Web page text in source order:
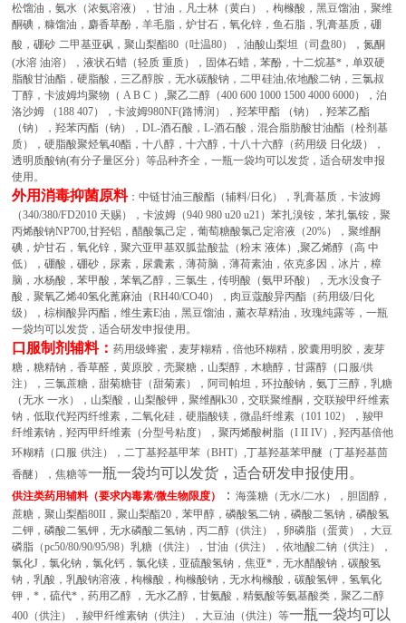
松馏油，氨水（浓氨溶液），甘油，凡士林（黄白），枸橼酸，黑豆馏油，聚维
酮碘，糠馏油，麝香草酚，羊毛脂，炉甘石，氧化锌，鱼石脂，乳膏基质，硼
酸，硼砂 二甲基亚砜，聚山梨酯80（吐温80），油酸山梨坦（司盘80），氮酮
(水溶 油溶），液状石蜡（轻质 重质），固体石蜡，苯酚，十二烷基*，单双硬
脂酸甘油酯，硬脂酸，三乙醇胺，无水碳酸钠，二甲硅油,依地酸二钠，三氯叔
丁醇，卡波姆均聚物（ A B C ）,聚乙二醇（400 600 1000 1500 4000 6000），泊
洛沙姆 （188 407），卡波姆980NF(路博润），羟苯甲酯 （钠），羟苯乙酯
（钠），羟苯丙酯（钠），DL-酒石酸，L-酒石酸，混合脂肪酸甘油酯（栓剂基
质），硬脂酸聚烃氧40酯，十八醇，十六醇，十八十六醇（药用级 日化级），
透明质酸钠(有分子量区分）等品种齐全，一瓶一袋均可以发货，适合研发申报
使用。
外用消毒抑菌原料：中链甘油三酸酯（辅料/日化），乳膏基质，卡波姆
（340/380/FD2010 天赐），卡波姆（940 980 u20 u21）苯扎溴铵，苯扎氯铵，聚
丙烯酸钠NP700,甘羟铝，醋酸氯己定，葡萄糖酸氯己定溶液（20%），聚维酮
碘，炉甘石，氧化锌，聚六亚甲基双胍盐酸盐（粉末 液体）,聚乙烯醇（高 中
低），硼酸，硼砂，尿素，尿囊素，薄荷脑，薄荷素油，依克多因，冰片，樟
脑，水杨酸，苯甲酸，苯氧乙醇，三氯生，传明酸（氨甲环酸），无水没食子
酸，聚氧乙烯40氢化蓖麻油（RH40/CO40），肉豆蔻酸异丙酯（药用级/日化
级），棕榈酸异丙酯，维生素E油，黑豆馏油，薰衣草精油，玫瑰纯露等，一瓶
一袋均可以发货，适合研发申报使用。
口服制剂辅料：药用级蜂蜜，麦芽糊精，倍他环糊精，胶囊用明胶，麦芽
糖，糖精钠，香草醛，黄原胶，壳聚糖，山梨醇，木糖醇，甘露醇（口服/供
注），三氯蔗糖，甜菊糖苷（甜菊素），阿司帕坦，环拉酸钠，氨丁三醇，乳糖
（无水 一水），山梨酸，山梨酸钾，聚维酮k30，交联聚维酮，交联羧甲纤维素
钠，低取代羟丙纤维素，二氧化硅，硬脂酸镁，微晶纤维素（101 102），羧甲
纤维素钠，羟丙甲纤维素（分型号粘度），聚丙烯酸树脂（I II IV）, 羟丙基倍他
环糊精（口服 供注），二丁基羟基甲苯（BHT）,丁基羟基苯甲醚（丁基羟基茴
香醚），焦糖等一瓶一袋均可以发货，适合研发申报使用。
供注类药用辅料（要求内毒素/微生物限度） ：海藻糖（无水/二水），胆固醇，
蔗糖，聚山梨酯80II，聚山梨酯20，苯甲醇，磷酸氢二钠，磷酸二氢钠，磷酸氢
二钾，磷酸二氢钾，无水磷酸二氢钠，丙二醇（供注），卵磷脂（蛋黄），大豆
磷脂（pc50/80/90/95/98）乳糖（供注），甘油（供注），依地酸二钠（供注），
氯化J，氯化钠，氯化钙，氯化镁，亚硫酸氢钠，焦亚*，无水醋酸钠，碳酸氢
钠，乳酸，乳酸钠溶液，枸橼酸，枸橼酸钠，无水枸橼酸，碳酸氢钾，氢氧化
钾，*，硫代*，药用乙醇 ，无水乙醇，甘氨酸，精氨酸等氨基酸类，聚乙二醇
400（供注），羧甲纤维素钠（供注），大豆油（供注）等一瓶一袋均可以